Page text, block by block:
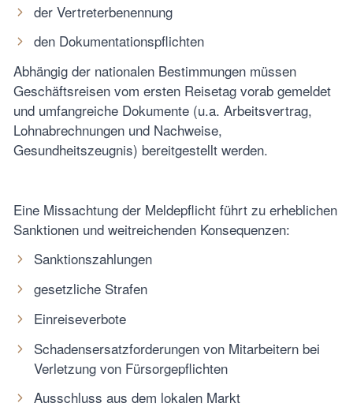
der Vertreterbenennung
den Dokumentationspflichten
Abhängig der nationalen Bestimmungen müssen
Geschäftsreisen vom ersten Reisetag vorab gemeldet
und umfangreiche Dokumente (u.a. Arbeitsvertrag,
Lohnabrechnungen und Nachweise,
Gesundheitszeugnis) bereitgestellt werden.
Eine Missachtung der Meldepflicht führt zu erheblichen
Sanktionen und weitreichenden Konsequenzen:
Sanktionszahlungen
gesetzliche Strafen
Einreiseverbote
Schadensersatzforderungen von Mitarbeitern bei
Verletzung von Fürsorgepflichten
Ausschluss aus dem lokalen Markt